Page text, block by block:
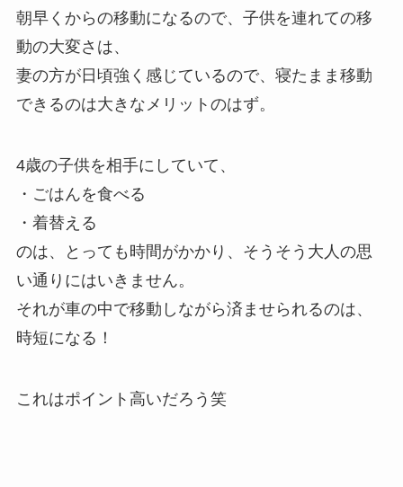
朝早くからの移動になるので、子供を連れての移
動の大変さは、
妻の方が日頃強く感じているので、寝たまま移動
できるのは大きなメリットのはず。
4歳の子供を相手にしていて、
・ごはんを食べる
・着替える
のは、とっても時間がかかり、そうそう大人の思
い通りにはいきません。
それが車の中で移動しながら済ませられるのは、
時短になる！
これはポイント高いだろう笑